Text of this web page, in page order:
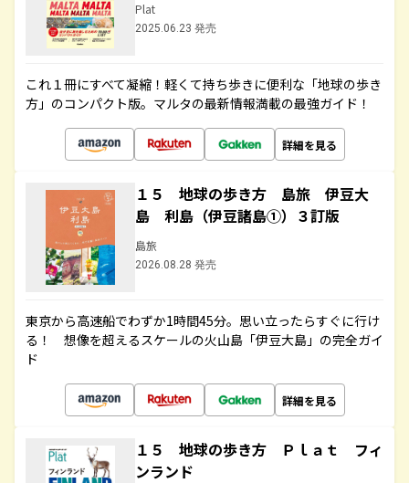
Plat
2025.06.23 発売
これ１冊にすべて凝縮！軽くて持ち歩きに便利な「地球の歩き
方」のコンパクト版。マルタの最新情報満載の最強ガイド！
詳細を見る
１５ 地球の歩き方 島旅 伊豆大
島 利島（伊豆諸島①）３訂版
島旅
2026.08.28 発売
東京から高速船でわずか1時間45分。思い立ったらすぐに行け
る！ 想像を超えるスケールの火山島「伊豆大島」の完全ガイ
ド
詳細を見る
１５ 地球の歩き方 Ｐｌａｔ フィ
ンランド